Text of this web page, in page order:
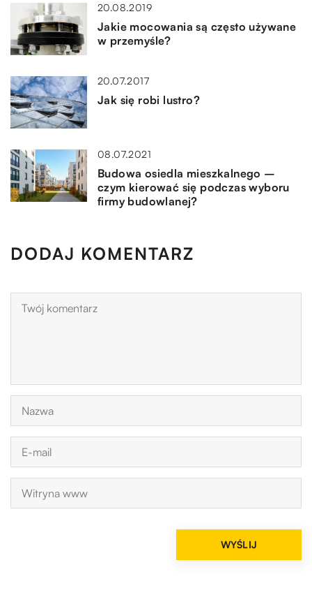
20.08.2019
Jakie mocowania są często używane
w przemyśle?
20.07.2017
Jak się robi lustro?
08.07.2021
Budowa osiedla mieszkalnego –
czym kierować się podczas wyboru
firmy budowlanej?
DODAJ KOMENTARZ